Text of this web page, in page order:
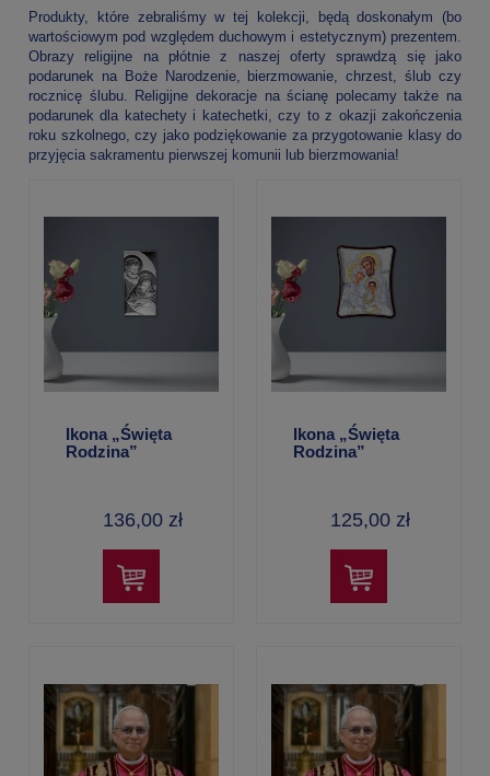
Produkty, które zebraliśmy w tej kolekcji, będą doskonałym (bo
wartościowym pod względem duchowym i estetycznym) prezentem.
Obrazy religijne na płótnie z naszej oferty sprawdzą się jako
podarunek na Boże Narodzenie, bierzmowanie, chrzest, ślub czy
rocznicę ślubu. Religijne dekoracje na ścianę polecamy także na
podarunek dla katechety i katechetki, czy to z okazji zakończenia
roku szkolnego, czy jako podziękowanie za przygotowanie klasy do
przyjęcia sakramentu pierwszej komunii lub bierzmowania!
Ikona „Święta
Rodzina”
136,00 zł
Ikona „Święta
Rodzina”
125,00 zł